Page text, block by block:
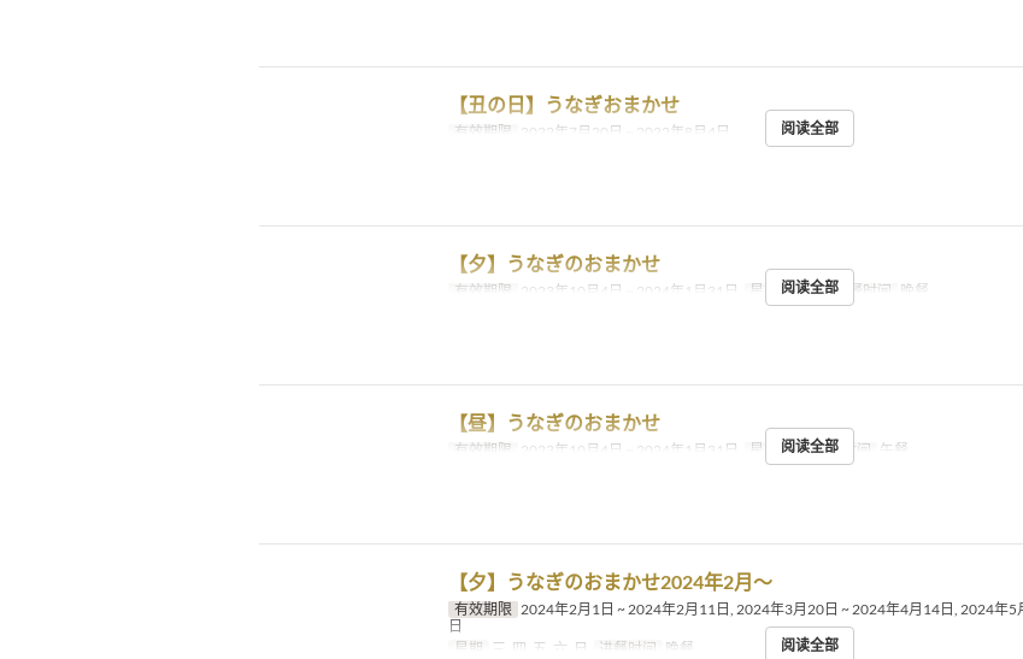
【丑の日】うなぎおまかせ
有效期限 2022年7月20日 ~ 2022年8月4日 阅读全部
【夕】うなぎのおまかせ
有效期限 2023年10月4日 ~ 2024年1月31日 星期 三, 四 进餐时间 晚餐
阅读全部
【昼】うなぎのおまかせ
有效期限 2023年10月4日 ~ 2024年1月31日 星期 四 进餐时间 午餐
阅读全部
【夕】うなぎのおまかせ2024年2月〜
有效期限 2024年2月1日 ~ 2024年2月11日, 2024年3月20日 ~ 2024年4月14日, 2024年5
日
星期
三, 四, 五, 六, 日 进餐时间 晚餐 阅读全部